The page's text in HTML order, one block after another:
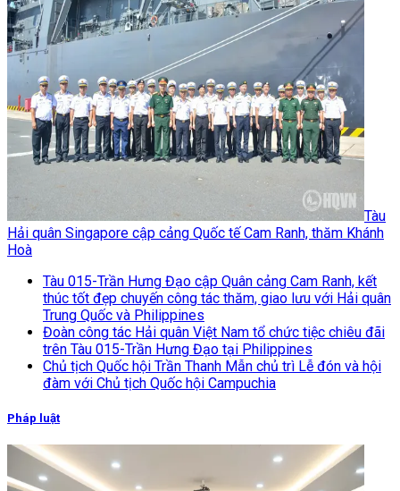
Tàu
Hải quân Singapore cập cảng Quốc tế Cam Ranh, thăm Khánh
Hoà
Tàu 015-Trần Hưng Đạo cập Quân cảng Cam Ranh, kết
thúc tốt đẹp chuyến công tác thăm, giao lưu với Hải quân
Trung Quốc và Philippines
Đoàn công tác Hải quân Việt Nam tổ chức tiệc chiêu đãi
trên Tàu 015-Trần Hưng Đạo tại Philippines
Chủ tịch Quốc hội Trần Thanh Mẫn chủ trì Lễ đón và hội
đàm với Chủ tịch Quốc hội Campuchia
Pháp luật